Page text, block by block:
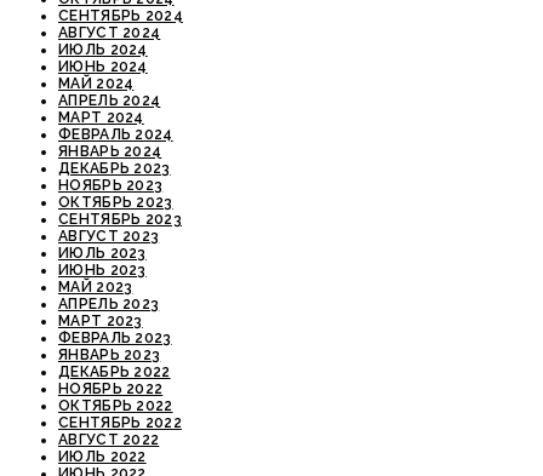
СЕНТЯБРЬ 2024
АВГУСТ 2024
ИЮЛЬ 2024
ИЮНЬ 2024
МАЙ 2024
АПРЕЛЬ 2024
МАРТ 2024
ФЕВРАЛЬ 2024
ЯНВАРЬ 2024
ДЕКАБРЬ 2023
НОЯБРЬ 2023
ОКТЯБРЬ 2023
СЕНТЯБРЬ 2023
АВГУСТ 2023
ИЮЛЬ 2023
ИЮНЬ 2023
МАЙ 2023
АПРЕЛЬ 2023
МАРТ 2023
ФЕВРАЛЬ 2023
ЯНВАРЬ 2023
ДЕКАБРЬ 2022
НОЯБРЬ 2022
ОКТЯБРЬ 2022
СЕНТЯБРЬ 2022
АВГУСТ 2022
ИЮЛЬ 2022